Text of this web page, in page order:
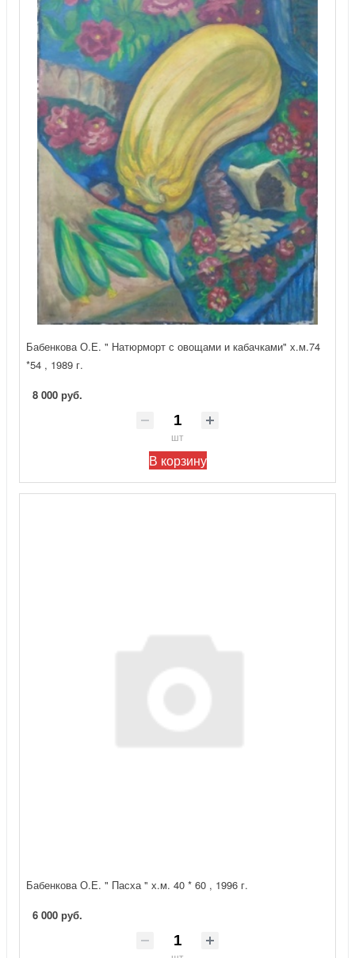
Бабенкова О.Е. " Натюрморт с овощами и кабачками" х.м.74
*54 , 1989 г.
8 000 руб.
шт
В корзину
Бабенкова О.Е. " Пасха " х.м. 40 * 60 , 1996 г.
6 000 руб.